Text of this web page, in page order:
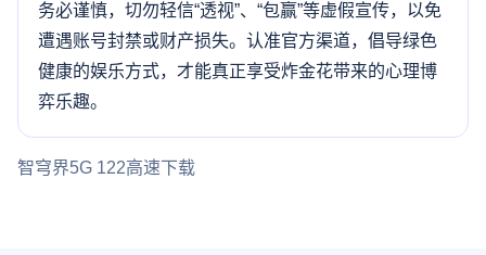
务必谨慎，切勿轻信“透视”、“包赢”等虚假宣传，以免
遭遇账号封禁或财产损失。认准官方渠道，倡导绿色
健康的娱乐方式，才能真正享受炸金花带来的心理博
弈乐趣。
智穹界5G 122高速下载